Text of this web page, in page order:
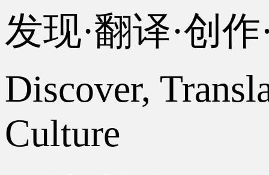
发现·翻译·创
Discover,
Culture